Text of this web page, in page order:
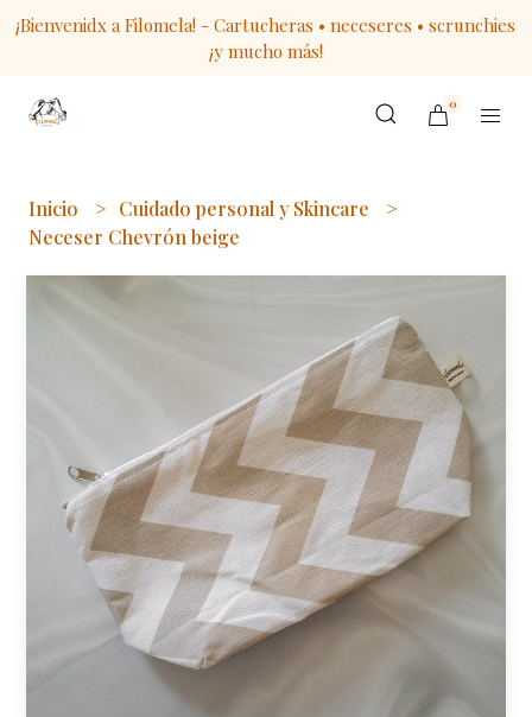
¡Bienvenidx a Filomela! - Cartucheras • neceseres • scrunchies
¡y mucho más!
0
Inicio
Cuidado personal y Skincare
Neceser Chevrón beige